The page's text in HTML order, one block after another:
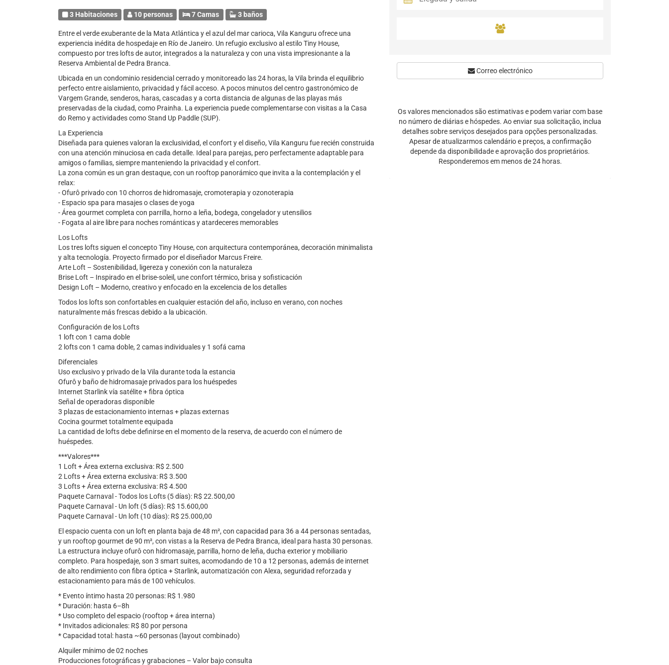
3 Habitaciones 10 personas 7 Camas 3 baños
Entre el verde exuberante de la Mata Atlántica y el azul del mar carioca, Vila Kanguru ofrece una
experiencia inédita de hospedaje en Río de Janeiro. Un refugio exclusivo al estilo Tiny House,
compuesto por tres lofts de autor, integrados a la naturaleza y con una vista impresionante a la
Reserva Ambiental de Pedra Branca.
Ubicada en un condominio residencial cerrado y monitoreado las 24 horas, la Vila brinda el equilibrio
perfecto entre aislamiento, privacidad y fácil acceso. A pocos minutos del centro gastronómico de
Vargem Grande, senderos, haras, cascadas y a corta distancia de algunas de las playas más
preservadas de la ciudad, como Prainha. La experiencia puede complementarse con visitas a la Casa
do Remo y actividades como Stand Up Paddle (SUP).
La Experiencia
Diseñada para quienes valoran la exclusividad, el confort y el diseño, Vila Kanguru fue recién construida
con una atención minuciosa en cada detalle. Ideal para parejas, pero perfectamente adaptable para
amigos o familias, siempre manteniendo la privacidad y el confort.
La zona común es un gran destaque, con un rooftop panorámico que invita a la contemplación y el
relax:
- Ofurô privado con 10 chorros de hidromasaje, cromoterapia y ozonoterapia
- Espacio spa para masajes o clases de yoga
- Área gourmet completa con parrilla, horno a leña, bodega, congelador y utensilios
- Fogata al aire libre para noches románticas y atardeceres memorables
Los Lofts
Los tres lofts siguen el concepto Tiny House, con arquitectura contemporánea, decoración minimalista
y alta tecnología. Proyecto firmado por el diseñador Marcus Freire.
Arte Loft – Sostenibilidad, ligereza y conexión con la naturaleza
Brise Loft – Inspirado en el brise-soleil, une confort térmico, brisa y sofisticación
Design Loft – Moderno, creativo y enfocado en la excelencia de los detalles
Todos los lofts son confortables en cualquier estación del año, incluso en verano, con noches
naturalmente más frescas debido a la ubicación.
Configuración de los Lofts
1 loft con 1 cama doble
2 lofts con 1 cama doble, 2 camas individuales y 1 sofá cama
Diferenciales
Uso exclusivo y privado de la Vila durante toda la estancia
Ofurô y baño de hidromasaje privados para los huéspedes
Internet Starlink vía satélite + fibra óptica
Señal de operadoras disponible
3 plazas de estacionamiento internas + plazas externas
Cocina gourmet totalmente equipada
La cantidad de lofts debe definirse en el momento de la reserva, de acuerdo con el número de
huéspedes.
***Valores***
1 Loft + Área externa exclusiva: R$ 2.500
2 Lofts + Área externa exclusiva: R$ 3.500
3 Lofts + Área externa exclusiva: R$ 4.500
Paquete Carnaval - Todos los Lofts (5 días): R$ 22.500,00
Paquete Carnaval - Un loft (5 días): R$ 15.600,00
Paquete Carnaval - Un loft (10 días): R$ 25.000,00
El espacio cuenta con un loft en planta baja de 48 m², con capacidad para 36 a 44 personas sentadas,
y un rooftop gourmet de 90 m², con vistas a la Reserva de Pedra Branca, ideal para hasta 30 personas.
La estructura incluye ofurô con hidromasaje, parrilla, horno de leña, ducha exterior y mobiliario
completo. Para hospedaje, son 3 smart suites, acomodando de 10 a 12 personas, además de internet
de alto rendimiento con fibra óptica + Starlink, automatización con Alexa, seguridad reforzada y
estacionamiento para más de 100 vehículos.
* Evento íntimo hasta 20 personas: R$ 1.980
* Duración: hasta 6–8h
* Uso completo del espacio (rooftop + área interna)
* Invitados adicionales: R$ 80 por persona
* Capacidad total: hasta ~60 personas (layout combinado)
Alquiler mínimo de 02 noches
Producciones fotográficas y grabaciones – Valor bajo consulta
Correo electrónico
Os valores mencionados são estimativas e podem variar com base
no número de diárias e hóspedes. Ao enviar sua solicitação, inclua
detalhes sobre serviços desejados para opções personalizadas.
Apesar de atualizarmos calendário e preços, a confirmação
depende da disponibilidade e aprovação dos proprietários.
Responderemos em menos de 24 horas.